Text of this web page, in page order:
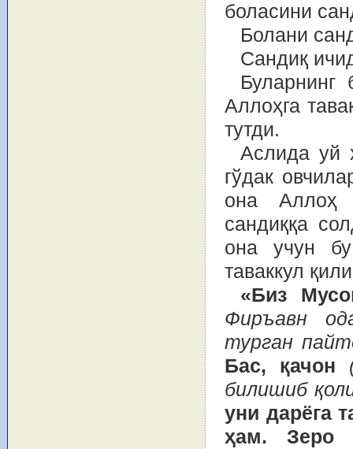
боласини
Болани
Сандиқ
Буларнинг
Аллоҳга
тутди.
Аслида уй
гўдак
она Аллоҳ
сандиққа
она учун
таваккул
«Биз
Фиръавн
турган
Бас, қачон
билишиб
уни дарёга
ҳам. Зеро